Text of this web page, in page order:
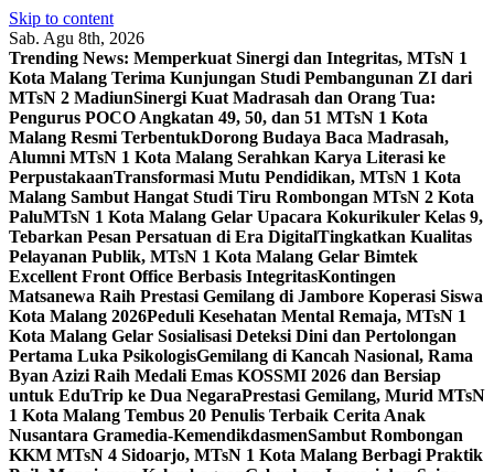
Skip to content
Sab. Agu 8th, 2026
Trending News: Memperkuat Sinergi dan Integritas, MTsN 1
Kota Malang Terima Kunjungan Studi Pembangunan ZI dari
MTsN 2 MadiunSinergi Kuat Madrasah dan Orang Tua:
Pengurus POCO Angkatan 49, 50, dan 51 MTsN 1 Kota
Malang Resmi TerbentukDorong Budaya Baca Madrasah,
Alumni MTsN 1 Kota Malang Serahkan Karya Literasi ke
PerpustakaanTransformasi Mutu Pendidikan, MTsN 1 Kota
Malang Sambut Hangat Studi Tiru Rombongan MTsN 2 Kota
PaluMTsN 1 Kota Malang Gelar Upacara Kokurikuler Kelas 9,
Tebarkan Pesan Persatuan di Era DigitalTingkatkan Kualitas
Pelayanan Publik, MTsN 1 Kota Malang Gelar Bimtek
Excellent Front Office Berbasis IntegritasKontingen
Matsanewa Raih Prestasi Gemilang di Jambore Koperasi Siswa
Kota Malang 2026Peduli Kesehatan Mental Remaja, MTsN 1
Kota Malang Gelar Sosialisasi Deteksi Dini dan Pertolongan
Pertama Luka PsikologisGemilang di Kancah Nasional, Rama
Byan Azizi Raih Medali Emas KOSSMI 2026 dan Bersiap
untuk EduTrip ke Dua NegaraPrestasi Gemilang, Murid MTsN
1 Kota Malang Tembus 20 Penulis Terbaik Cerita Anak
Nusantara Gramedia-KemendikdasmenSambut Rombongan
KKM MTsN 4 Sidoarjo, MTsN 1 Kota Malang Berbagi Praktik